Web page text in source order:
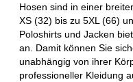
Hosen sind in einer
XS (32) bis zu 5XL (66)
Poloshirts und Jacken
an. Damit können Sie
unabhängig von ihrer
professioneller Kleidung